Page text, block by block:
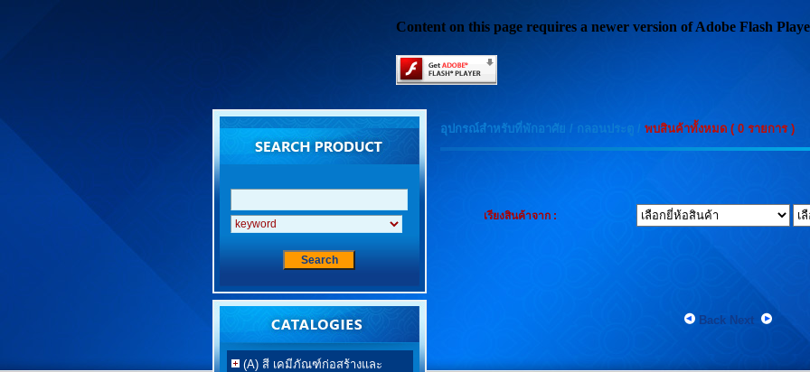
Content on this page requires a newer version of Adobe Flash
(A) สี เคมีภัณฑ์ก่อสร้างและ
อุปกรณ์สำหรับที่พักอาศัย / กลอนประตู/ พบสินค้าทั้งหมด ( 0 รายการ )
เรียงสินค้าจาก :
Back Next